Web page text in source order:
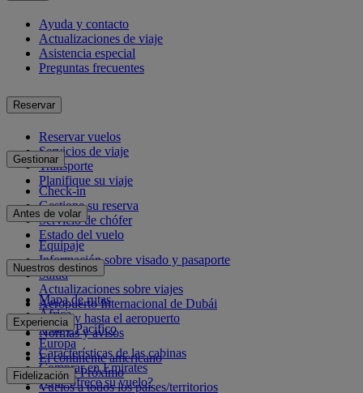
Ayuda y contacto
Actualizaciones de viaje
Asistencia especial
Preguntas frecuentes
Reservar
Reservar vuelos
Servicios de viaje
Transporte
Planifique su viaje
Gestionar
Check-in
Gestione su reserva
Servicio de chófer
Estado del vuelo
Antes de volar
Equipaje
Información sobre visado y pasaporte
Salud
Actualizaciones sobre viajes
Aeropuerto Internacional de Dubái
Desde y hasta el aeropuerto
Normas y avisos
Nuestros destinos
Mapa de rutas
África
Asia y Pacífico
Europa
El continente americano
Oriente Próximo
Vuelos a todos los países/territorios
Experiencia
Características de las cabinas
Comprar en Emirates
¿Qué ofrece su vuelo?
Fidelización